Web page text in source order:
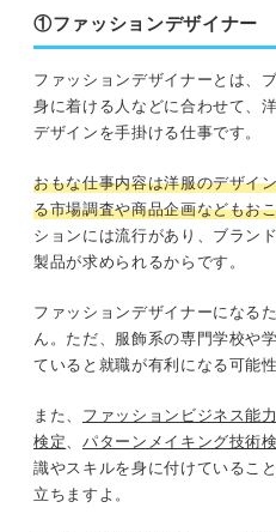
①ファッションデザイナー
ファッションデザイナーとは、
身に着ける人などに合わせて、
デザインを手掛ける仕事です。
おもな仕事内容は洋服のデザイ
る市場調査や商品企画などもお
ションには流行があり、ブラン
製品が求められるからです。
ファッションデザイナーになる
ん。ただ、服飾系の専門学校や
ていると就職が有利になる可能
また、 ファッションビジネス能
検定
パターンメイキング技術
識やスキルを身に付けているこ
立ちますよ。